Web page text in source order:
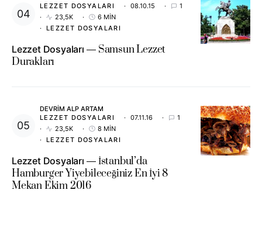
LEZZET DOSYALARI
08.10.15
1
23,5K
6 MIN
LEZZET DOSYALARI
Lezzet Dosyaları
Samsun Lezzet
Durakları
DEVRIM ALP ARTAM
LEZZET DOSYALARI
07.11.16
1
23,5K
8 MIN
LEZZET DOSYALARI
Lezzet Dosyaları
İstanbul’da
Hamburger Yiyebileceğiniz En İyi 8
Mekan Ekim 2016